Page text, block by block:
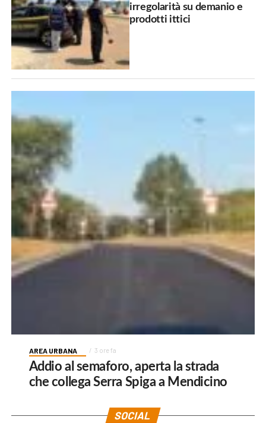
irregolarità su demanio e
prodotti ittici
AREA URBANA 3 ore fa
Addio al semaforo, aperta la strada
che collega Serra Spiga a Mendicino
SOCIAL